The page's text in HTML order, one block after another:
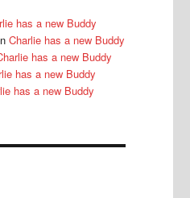
has a new Buddy
Charlie has a new Buddy
has a new Buddy
has a new Buddy
has a new Buddy